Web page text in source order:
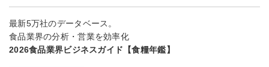
最新5万社のデータベース。
食品業界の分析・営業を効率化
2026食品業界ビジネスガイド【食糧年鑑】